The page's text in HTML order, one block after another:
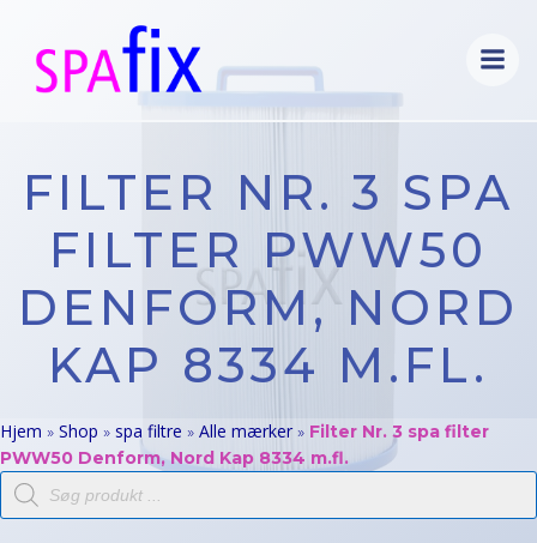
indhold
FILTER NR. 3 SPA
FILTER PWW50
DENFORM, NORD
KAP 8334 M.FL.
Hjem » Shop » spa filtre » Alle mærker » Filter Nr. 3 spa filter
PWW50 Denform, Nord Kap 8334 m.fl.
Products
search